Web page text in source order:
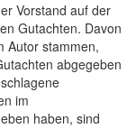
Vorstand auf der
Gutachten. Davon
Autor stammen,
abgegeben
im
haben, sind